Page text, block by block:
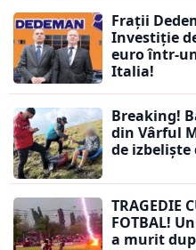
Frații
Investiție
euro într-
Italia!
Breaking!
din Vârful
de izbeliște
TRAGEDIE
FOTBAL!
a murit